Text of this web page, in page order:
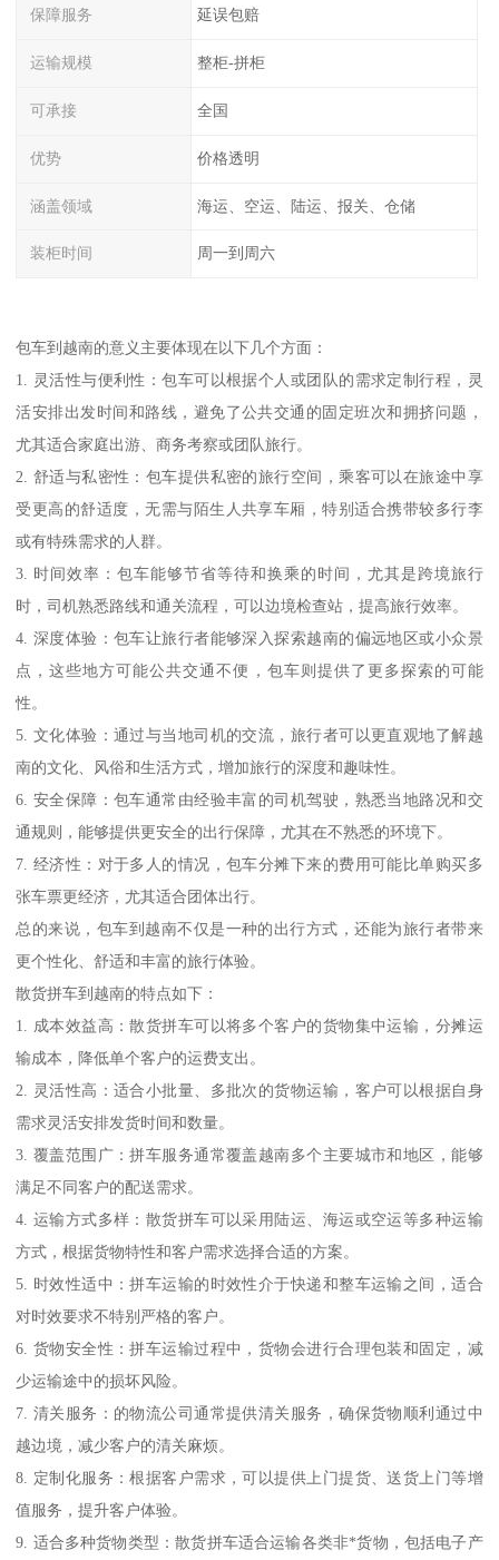
保障服务 延误包赔
运输规模 整柜-拼柜
可承接 全国
优势 价格透明
涵盖领域 海运、空运、陆运、报关、仓储
装柜时间 周一到周六
包车到越南的意义主要体现在以下几个方面：
1. 灵活性与便利性：包车可以根据个人或团队的需求定制行程，灵
活安排出发时间和路线，避免了公共交通的固定班次和拥挤问题，
尤其适合家庭出游、商务考察或团队旅行。
2. 舒适与私密性：包车提供私密的旅行空间，乘客可以在旅途中享
受更高的舒适度，无需与陌生人共享车厢，特别适合携带较多行李
或有特殊需求的人群。
3. 时间效率：包车能够节省等待和换乘的时间，尤其是跨境旅行
时，司机熟悉路线和通关流程，可以边境检查站，提高旅行效率。
4. 深度体验：包车让旅行者能够深入探索越南的偏远地区或小众景
点，这些地方可能公共交通不便，包车则提供了更多探索的可能
性。
5. 文化体验：通过与当地司机的交流，旅行者可以更直观地了解越
南的文化、风俗和生活方式，增加旅行的深度和趣味性。
6. 安全保障：包车通常由经验丰富的司机驾驶，熟悉当地路况和交
通规则，能够提供更安全的出行保障，尤其在不熟悉的环境下。
7. 经济性：对于多人的情况，包车分摊下来的费用可能比单购买多
张车票更经济，尤其适合团体出行。
总的来说，包车到越南不仅是一种的出行方式，还能为旅行者带来
更个性化、舒适和丰富的旅行体验。
散货拼车到越南的特点如下：
1. 成本效益高：散货拼车可以将多个客户的货物集中运输，分摊运
输成本，降低单个客户的运费支出。
2. 灵活性高：适合小批量、多批次的货物运输，客户可以根据自身
需求灵活安排发货时间和数量。
3. 覆盖范围广：拼车服务通常覆盖越南多个主要城市和地区，能够
满足不同客户的配送需求。
4. 运输方式多样：散货拼车可以采用陆运、海运或空运等多种运输
方式，根据货物特性和客户需求选择合适的方案。
5. 时效性适中：拼车运输的时效性介于快递和整车运输之间，适合
对时效要求不特别严格的客户。
6. 货物安全性：拼车运输过程中，货物会进行合理包装和固定，减
少运输途中的损坏风险。
7. 清关服务：的物流公司通常提供清关服务，确保货物顺利通过中
越边境，减少客户的清关麻烦。
8. 定制化服务：根据客户需求，可以提供上门提货、送货上门等增
值服务，提升客户体验。
9. 适合多种货物类型：散货拼车适合运输各类非*货物，包括电子产